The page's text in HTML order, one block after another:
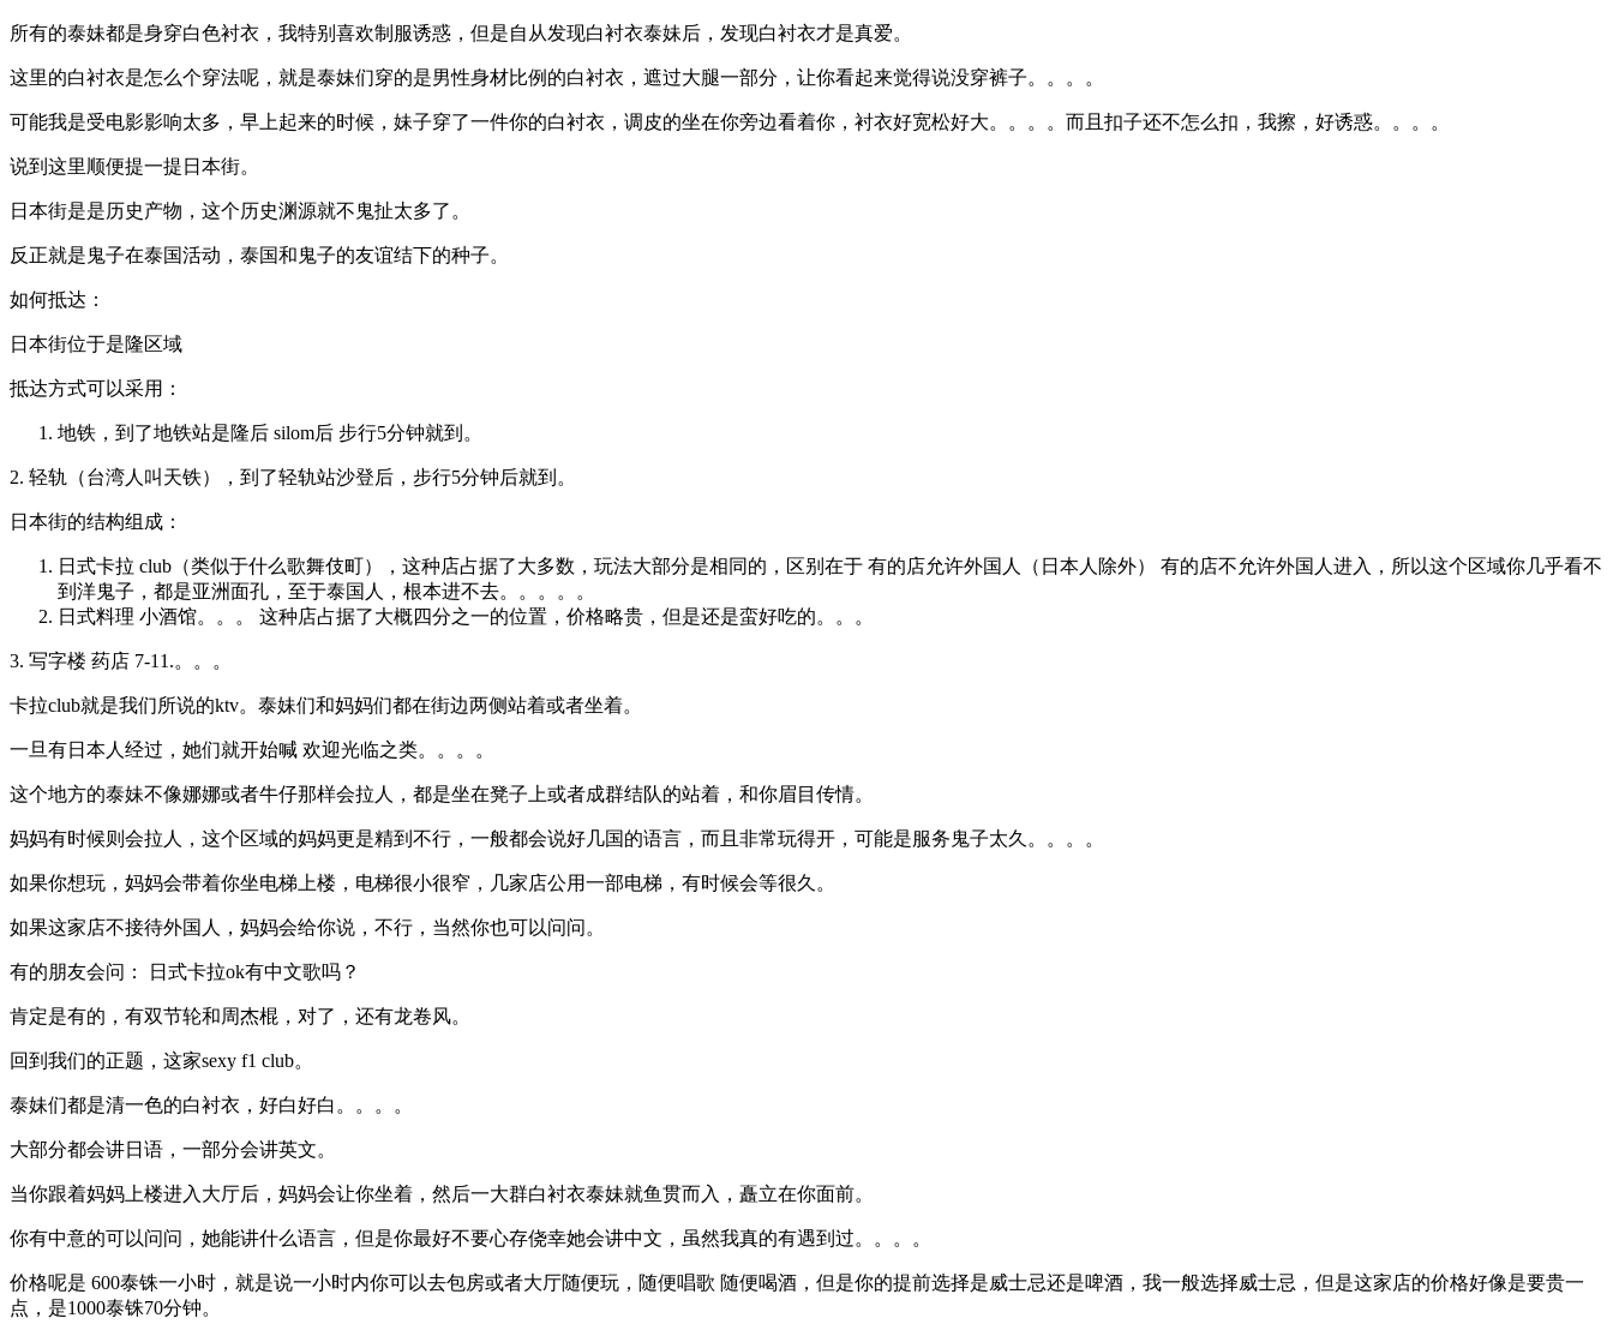
所有的泰妹都是身穿白色衬衣，我特别喜欢制服诱惑，但是自从发现白衬衣泰妹后，发现白衬衣才是真爱。
这里的白衬衣是怎么个穿法呢，就是泰妹们穿的是男性身材比例的白衬衣，遮过大腿一部分，让你看起来觉得说没穿裤子。。。。
可能我是受电影影响太多，早上起来的时候，妹子穿了一件你的白衬衣，调皮的坐在你旁边看着你，衬衣好宽松好大。。。。而且扣子还不怎么扣，我擦，好诱惑。。。。
说到这里顺便提一提日本街。
日本街是是历史产物，这个历史渊源就不鬼扯太多了。
反正就是鬼子在泰国活动，泰国和鬼子的友谊结下的种子。
如何抵达：
日本街位于是隆区域
抵达方式可以采用：
地铁，到了地铁站是隆后 silom后 步行5分钟就到。
2. 轻轨（台湾人叫天铁），到了轻轨站沙登后，步行5分钟后就到。
日本街的结构组成：
日式卡拉 club（类似于什么歌舞伎町），这种店占据了大多数，玩法大部分是相同的，区别在于 有的店允许外国人（日本人除外） 有的店不允许外国人进入，所以这个区域你几乎看不
到洋鬼子，都是亚洲面孔，至于泰国人，根本进不去。。。。。
日式料理 小酒馆。。。 这种店占据了大概四分之一的位置，价格略贵，但是还是蛮好吃的。。。
3. 写字楼 药店 7-11.。。。
卡拉club就是我们所说的ktv。泰妹们和妈妈们都在街边两侧站着或者坐着。
一旦有日本人经过，她们就开始喊 欢迎光临之类。。。。
这个地方的泰妹不像娜娜或者牛仔那样会拉人，都是坐在凳子上或者成群结队的站着，和你眉目传情。
妈妈有时候则会拉人，这个区域的妈妈更是精到不行，一般都会说好几国的语言，而且非常玩得开，可能是服务鬼子太久。。。。
如果你想玩，妈妈会带着你坐电梯上楼，电梯很小很窄，几家店公用一部电梯，有时候会等很久。
如果这家店不接待外国人，妈妈会给你说，不行，当然你也可以问问。
有的朋友会问： 日式卡拉ok有中文歌吗？
肯定是有的，有双节轮和周杰棍，对了，还有龙卷风。
回到我们的正题，这家sexy f1 club。
泰妹们都是清一色的白衬衣，好白好白。。。。
大部分都会讲日语，一部分会讲英文。
当你跟着妈妈上楼进入大厅后，妈妈会让你坐着，然后一大群白衬衣泰妹就鱼贯而入，矗立在你面前。
你有中意的可以问问，她能讲什么语言，但是你最好不要心存侥幸她会讲中文，虽然我真的有遇到过。。。。
价格呢是 600泰铢一小时，就是说一小时内你可以去包房或者大厅随便玩，随便唱歌 随便喝酒，但是你的提前选择是威士忌还是啤酒，我一般选择威士忌，但是这家店的价格好像是要贵一
点，是1000泰铢70分钟。